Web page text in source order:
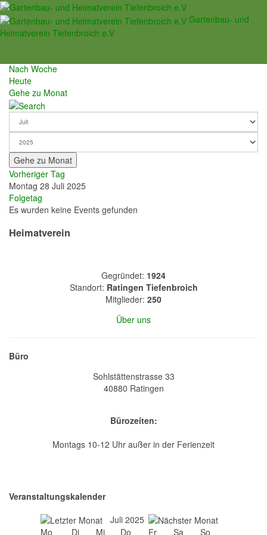
Gartenbau- und
Heimatverein Tiefenbroich e.V
Veranstaltungen
Nach Woche
Heute
Gehe zu Monat
Gehe zu Monat
Vorheriger Tag
Montag 28 Juli 2025
Folgetag
Es wurden keine Events gefunden
Heimatverein
Gegründet: 1924
Standort: Ratingen Tiefenbroich
Mitglieder: 250
Über uns
Büro
Sohlstättenstrasse 33
40880 Ratingen
Bürozeiten:
Montags 10-12 Uhr außer in der Ferienzeit
Veranstaltungskalender
Juli 2025
Mo
Di Mi Do Fr Sa So